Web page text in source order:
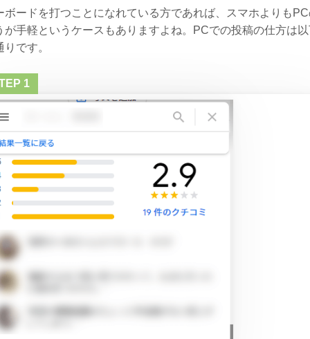
ボードを打つことになれている方であれば、スマホよりも
が手軽というケースもありますよね。PCでの投稿の仕方は
りです。